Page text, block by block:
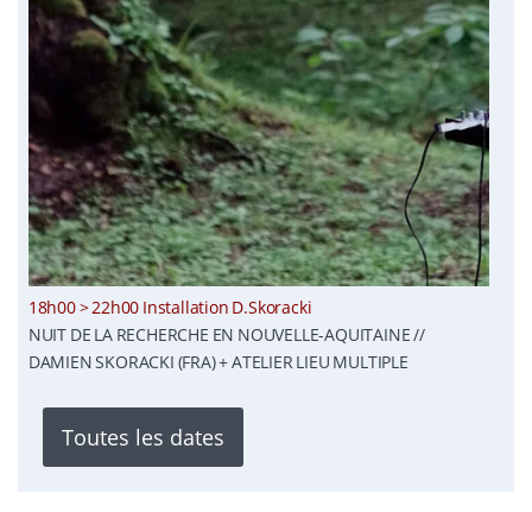
18h00 > 22h00 Installation D.Skoracki
NUIT DE LA RECHERCHE EN NOUVELLE-AQUITAINE //
DAMIEN SKORACKI (FRA) + ATELIER LIEU MULTIPLE
Toutes les dates